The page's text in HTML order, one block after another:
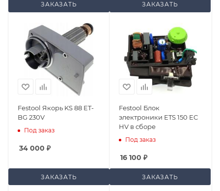
ЗАКАЗАТЬ ЗАКАЗАТЬ
Festool Якорь KS 88 ET-
BG 230V
Под заказ
34 000 ₽
ЗАКАЗАТЬ
Festool Блок
электроники ETS 150 EC
HV в сборе
Под заказ
16 100 ₽
ЗАКАЗАТЬ